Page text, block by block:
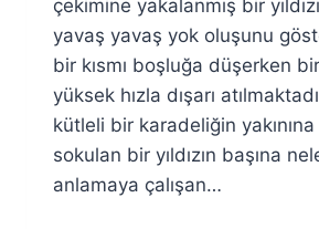
çekimine yakalanmış bir
yavaş yavaş yok oluşunu
bir kısmı boşluğa düşerken bir
yüksek hızla dışarı
kütleli bir karadeliğin
sokulan bir yıldızın başına
anlamaya çalışan…